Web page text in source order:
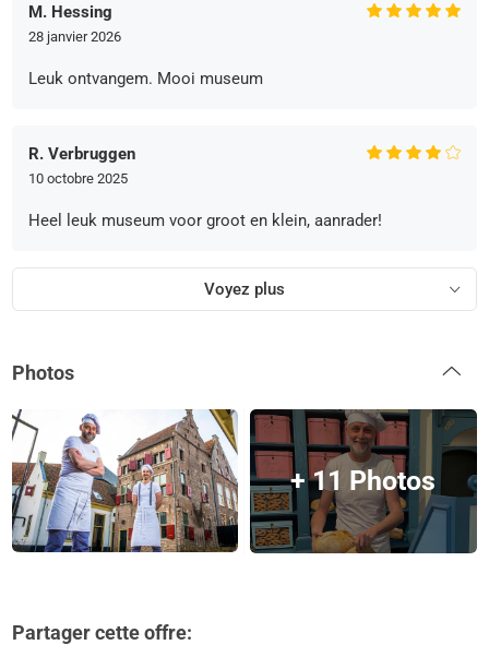
M. Hessing
28 janvier 2026
Leuk ontvangem. Mooi museum
R. Verbruggen
10 octobre 2025
Heel leuk museum voor groot en klein, aanrader!
Voyez plus
Photos
+ 11 Photos
Partager cette offre: